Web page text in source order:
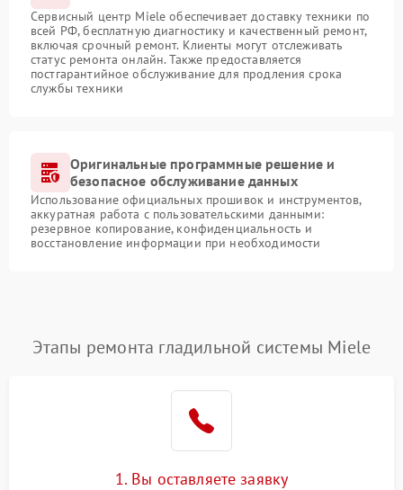
Сервисный центр Miele обеспечивает доставку техники по
всей РФ, бесплатную диагностику и качественный ремонт,
включая срочный ремонт. Клиенты могут отслеживать
статус ремонта онлайн. Также предоставляется
постгарантийное обслуживание для продления срока
службы техники
Оригинальные программные решение и
безопасное обслуживание данных
Использование официальных прошивок и инструментов,
аккуратная работа с пользовательскими данными:
резервное копирование, конфиденциальность и
восстановление информации при необходимости
Этапы ремонта гладильной системы Miele
1. Вы оставляете заявку